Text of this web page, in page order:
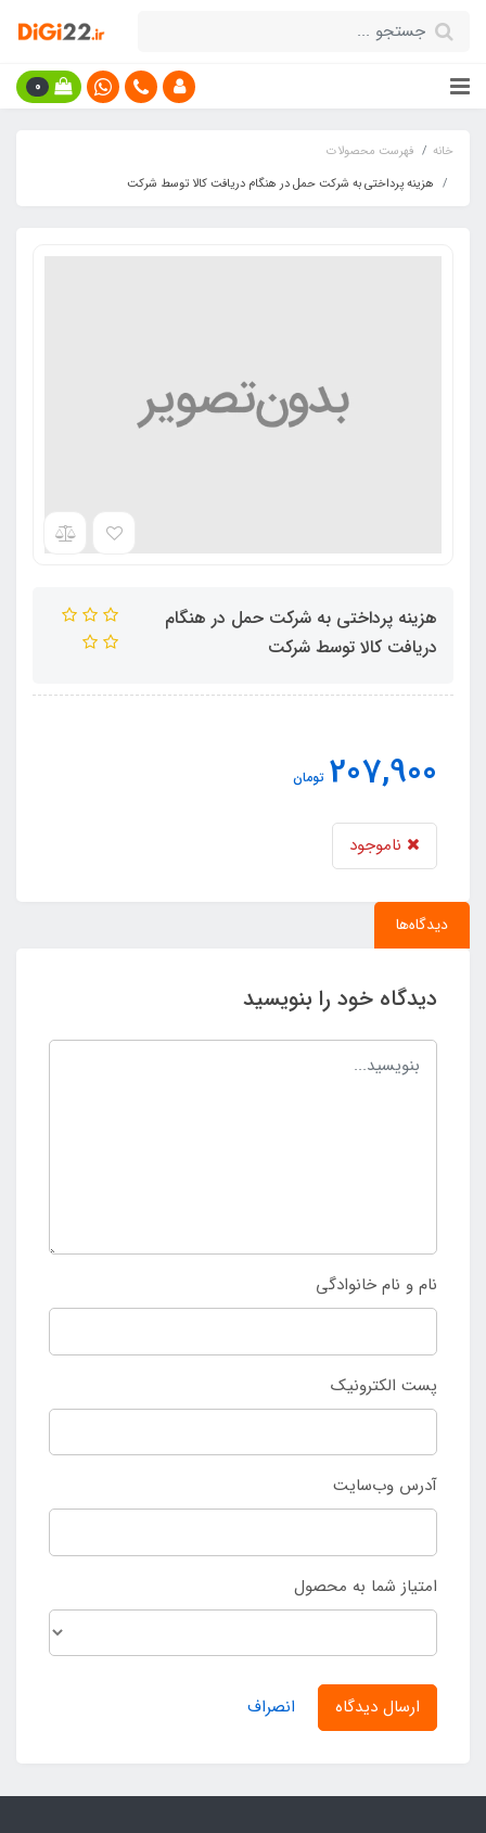
0
خانه
فهرست محصولات
هزینه پرداختی به شرکت حمل در هنگام دریافت کالا توسط شرکت
هزینه پرداختی به شرکت حمل در هنگام
دریافت کالا توسط شرکت
207,900 تومان
ناموجود
دیدگاه‌ها
دیدگاه خود را بنویسید
نام و نام خانوادگی
پست الکترونیک
آدرس وب‌سایت
امتیاز شما به محصول
ارسال دیدگاه انصراف